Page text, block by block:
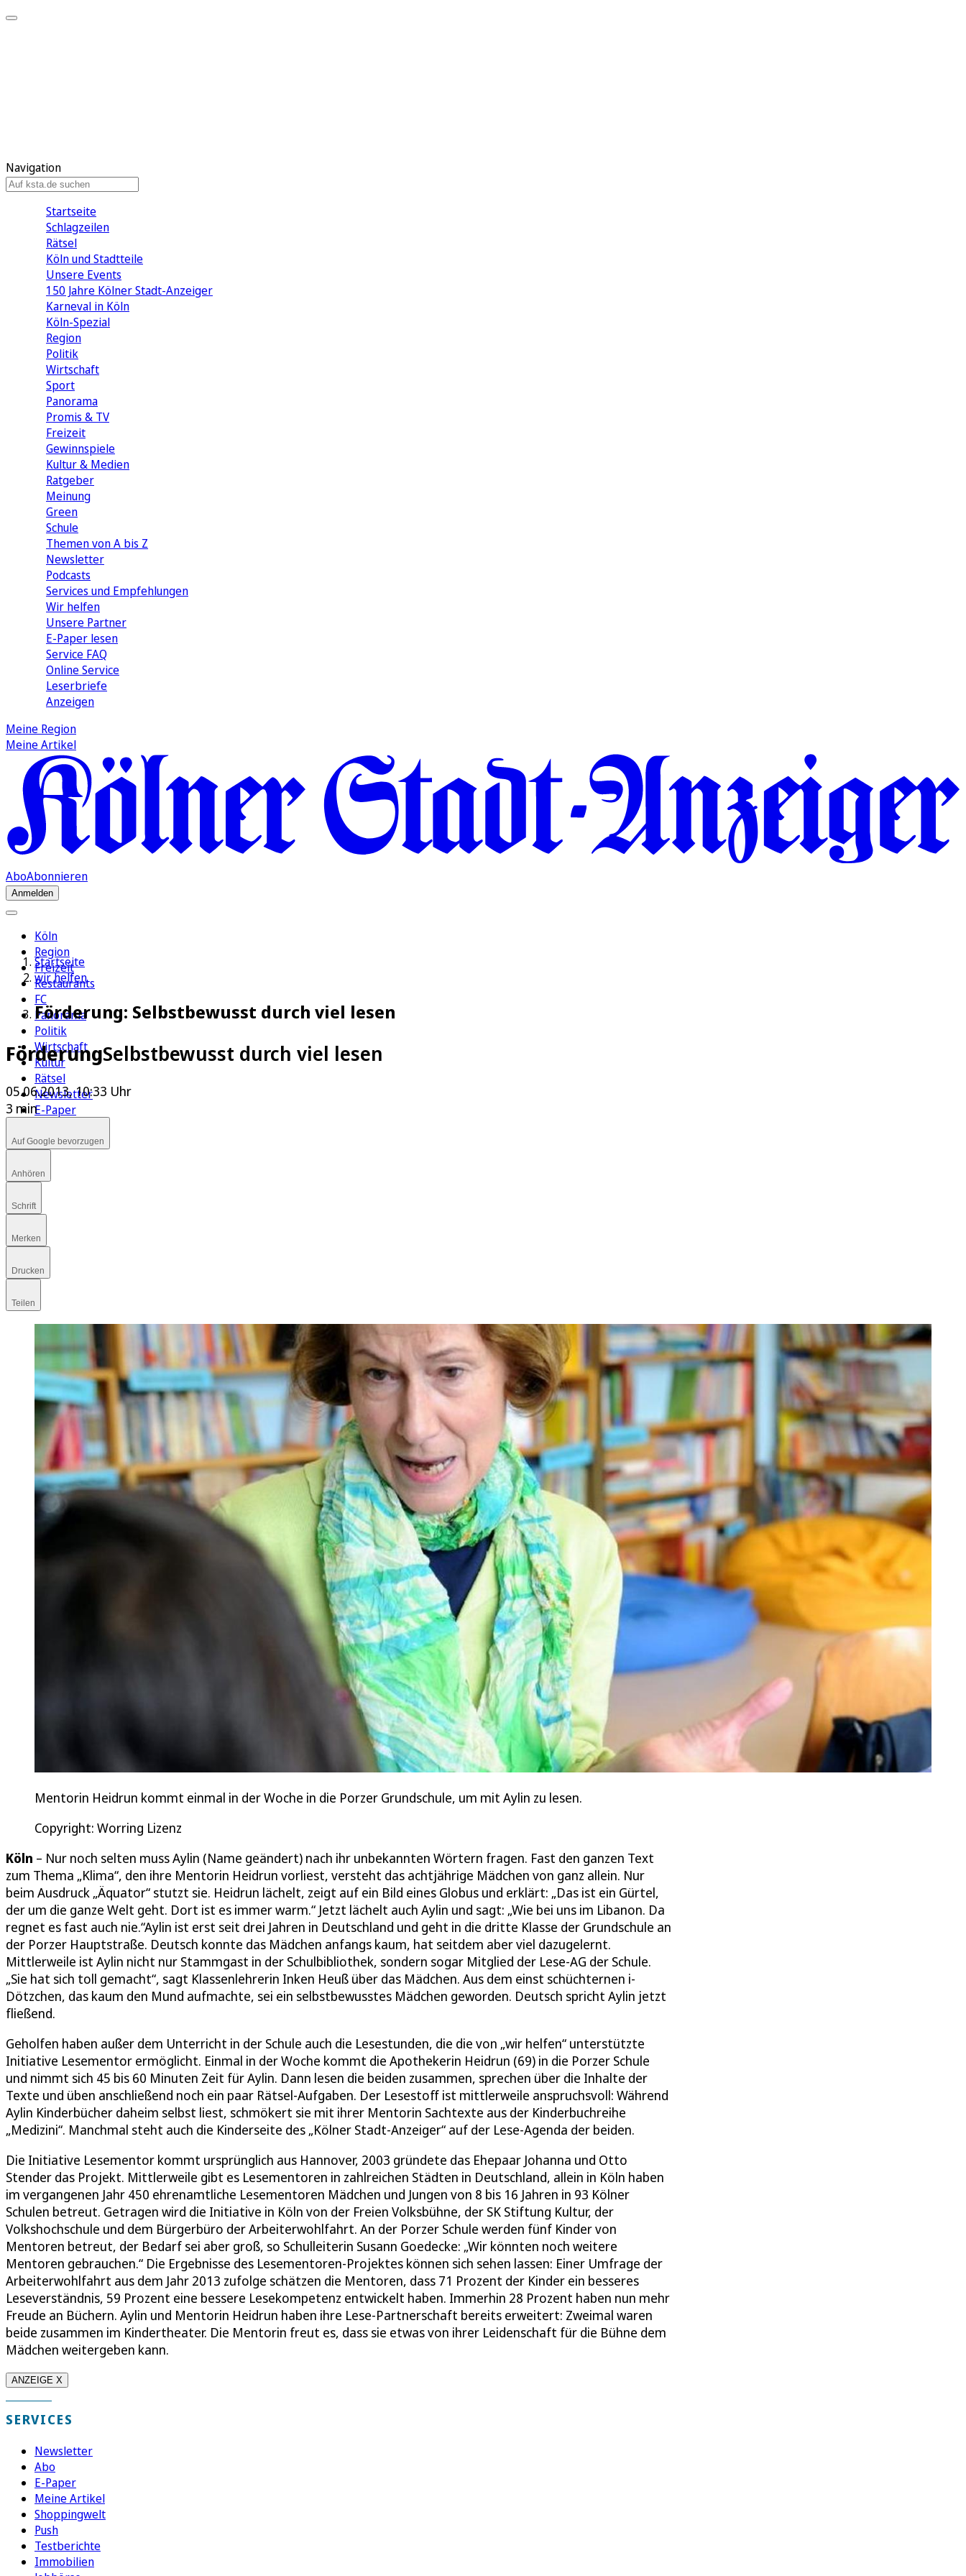
Navigation
Startseite
Schlagzeilen
Rätsel
Köln und Stadtteile
Unsere Events
150 Jahre Kölner Stadt-Anzeiger
Karneval in Köln
Köln-Spezial
Region
Politik
Wirtschaft
Sport
Panorama
Promis & TV
Freizeit
Gewinnspiele
Kultur & Medien
Ratgeber
Meinung
Green
Schule
Themen von A bis Z
Newsletter
Podcasts
Services und Empfehlungen
Wir helfen
Unsere Partner
E-Paper lesen
Service FAQ
Online Service
Leserbriefe
Anzeigen
Meine Region
Meine Artikel
AboAbonnieren
Anmelden
Köln
Region
Freizeit
Restaurants
FC
Panorama
Politik
Wirtschaft
Kultur
Rätsel
Newsletter
E-Paper
Startseite
wir helfen
Förderung: Selbstbewusst durch viel lesen
FörderungSelbstbewusst durch viel lesen
05.06.2013, 10:33 Uhr
3 min
Auf Google bevorzugen
Anhören
Schrift
Merken
Drucken
Teilen
Mentorin Heidrun kommt einmal in der Woche in die Porzer Grundschule, um mit Aylin zu lesen.
Copyright: Worring Lizenz
Köln – Nur noch selten muss Aylin (Name geändert) nach ihr unbekannten Wörtern fragen. Fast den ganzen Text
zum Thema „Klima“, den ihre Mentorin Heidrun vorliest, versteht das achtjährige Mädchen von ganz allein. Nur
beim Ausdruck „Äquator“ stutzt sie. Heidrun lächelt, zeigt auf ein Bild eines Globus und erklärt: „Das ist ein Gürtel,
der um die ganze Welt geht. Dort ist es immer warm.“ Jetzt lächelt auch Aylin und sagt: „Wie bei uns im Libanon. Da
regnet es fast auch nie.“Aylin ist erst seit drei Jahren in Deutschland und geht in die dritte Klasse der Grundschule an
der Porzer Hauptstraße. Deutsch konnte das Mädchen anfangs kaum, hat seitdem aber viel dazugelernt.
Mittlerweile ist Aylin nicht nur Stammgast in der Schulbibliothek, sondern sogar Mitglied der Lese-AG der Schule.
„Sie hat sich toll gemacht“, sagt Klassenlehrerin Inken Heuß über das Mädchen. Aus dem einst schüchternen i-
Dötzchen, das kaum den Mund aufmachte, sei ein selbstbewusstes Mädchen geworden. Deutsch spricht Aylin jetzt
fließend.
Geholfen haben außer dem Unterricht in der Schule auch die Lesestunden, die die von „wir helfen“ unterstützte
Initiative Lesementor ermöglicht. Einmal in der Woche kommt die Apothekerin Heidrun (69) in die Porzer Schule
und nimmt sich 45 bis 60 Minuten Zeit für Aylin. Dann lesen die beiden zusammen, sprechen über die Inhalte der
Texte und üben anschließend noch ein paar Rätsel-Aufgaben. Der Lesestoff ist mittlerweile anspruchsvoll: Während
Aylin Kinderbücher daheim selbst liest, schmökert sie mit ihrer Mentorin Sachtexte aus der Kinderbuchreihe
„Medizini“. Manchmal steht auch die Kinderseite des „Kölner Stadt-Anzeiger“ auf der Lese-Agenda der beiden.
Die Initiative Lesementor kommt ursprünglich aus Hannover, 2003 gründete das Ehepaar Johanna und Otto
Stender das Projekt. Mittlerweile gibt es Lesementoren in zahlreichen Städten in Deutschland, allein in Köln haben
im vergangenen Jahr 450 ehrenamtliche Lesementoren Mädchen und Jungen von 8 bis 16 Jahren in 93 Kölner
Schulen betreut. Getragen wird die Initiative in Köln von der Freien Volksbühne, der SK Stiftung Kultur, der
Volkshochschule und dem Bürgerbüro der Arbeiterwohlfahrt. An der Porzer Schule werden fünf Kinder von
Mentoren betreut, der Bedarf sei aber groß, so Schulleiterin Susann Goedecke: „Wir könnten noch weitere
Mentoren gebrauchen.“ Die Ergebnisse des Lesementoren-Projektes können sich sehen lassen: Einer Umfrage der
Arbeiterwohlfahrt aus dem Jahr 2013 zufolge schätzen die Mentoren, dass 71 Prozent der Kinder ein besseres
Leseverständnis, 59 Prozent eine bessere Lesekompetenz entwickelt haben. Immerhin 28 Prozent haben nun mehr
Freude an Büchern. Aylin und Mentorin Heidrun haben ihre Lese-Partnerschaft bereits erweitert: Zweimal waren
beide zusammen im Kindertheater. Die Mentorin freut es, dass sie etwas von ihrer Leidenschaft für die Bühne dem
Mädchen weitergeben kann.
ANZEIGE X
SERVICES
Newsletter
Abo
E-Paper
Meine Artikel
Shoppingwelt
Push
Testberichte
Immobilien